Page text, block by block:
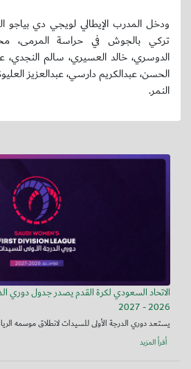
ودخل المدرب الإيطالي لويجي دي بياجو
تركي بالجوش في حراسة المرمى،
الدوسري، خالد العسيري، سالم النجدي،
الحسن، عبدالكريم دارسي، عبدالعزيز
النمر.
الاتحاد السعودي لكرة القدم يصدر جدول دوري
2026 - 2027
يستعد دوري الدرجة الأولى للسيدات لانطلاق موسمه الرياضي 2026–2027،
أقرأ المزيد